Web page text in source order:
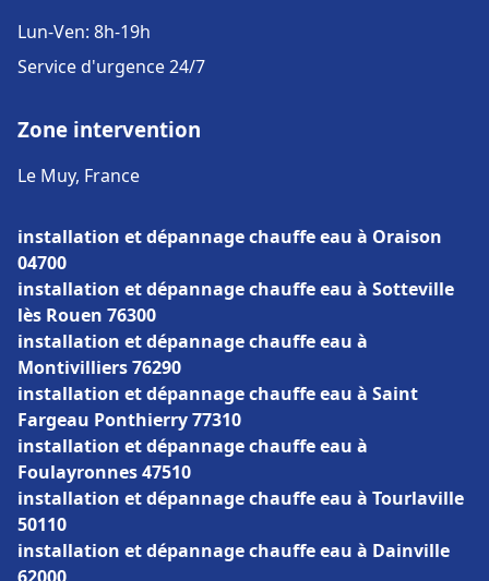
Lun-Ven: 8h-19h
Service d'urgence 24/7
Zone intervention
Le Muy, France
installation et dépannage chauffe eau à Oraison
04700
installation et dépannage chauffe eau à Sotteville
lès Rouen 76300
installation et dépannage chauffe eau à
Montivilliers 76290
installation et dépannage chauffe eau à Saint
Fargeau Ponthierry 77310
installation et dépannage chauffe eau à
Foulayronnes 47510
installation et dépannage chauffe eau à Tourlaville
50110
installation et dépannage chauffe eau à Dainville